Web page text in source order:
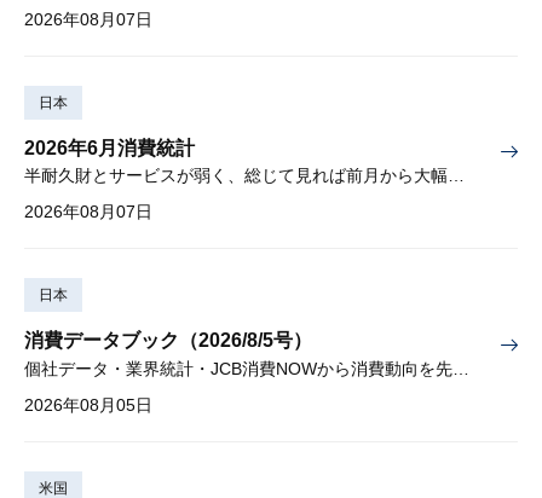
2026年08月07日
日本
2026年6月消費統計
半耐久財とサービスが弱く、総じて見れば前月から大幅に減少
2026年08月07日
日本
消費データブック（2026/8/5号）
2026年08月05日
米国